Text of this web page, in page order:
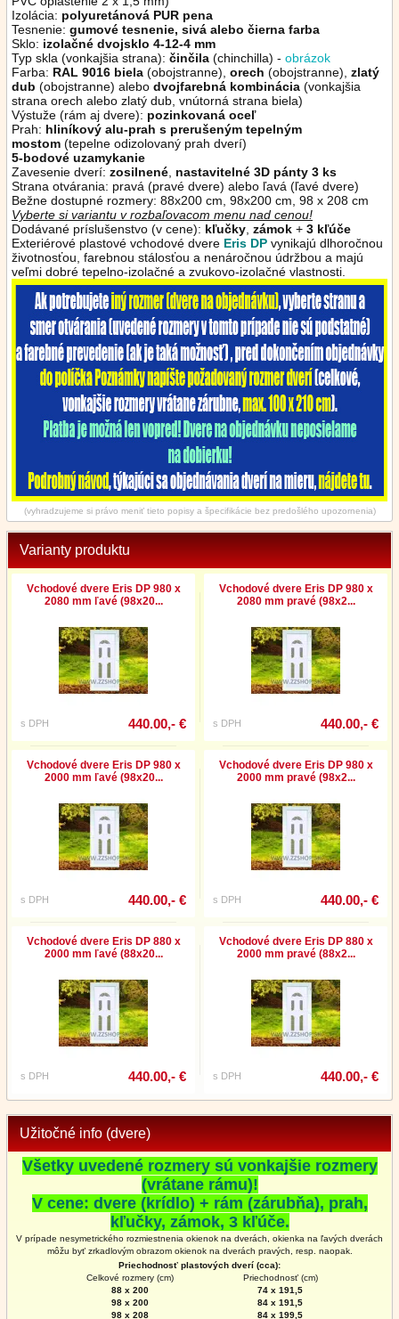
Izolácia: polyuretánová PUR pena
Tesnenie: gumové tesnenie, sivá alebo čierna farba
Sklo: izolačné dvojsklo 4-12-4 mm
Typ skla (vonkajšia strana): činčila (chinchilla) - obrázok
Farba: RAL 9016 biela (obojstranne), orech (obojstranne), zlatý
dub (obojstranne) alebo dvojfarebná kombinácia (vonkajšia
strana orech alebo zlatý dub, vnútorná strana biela)
Výstuže (rám aj dvere): pozinkovaná oceľ
Prah: hliníkový alu-prah s prerušeným tepelným
mostom (tepelne odizolovaný prah dverí)
5-bodové uzamykanie
Zavesenie dverí: zosilnené nastavitelné 3D pánty 3 ks
Strana otvárania: pravá (pravé dvere) alebo ľavá (ľavé dvere)
Bežne dostupné rozmery: 88x200 cm, 98x200 cm, 98 x 208 cm
Vyberte si variantu v rozbaľovacom menu nad cenou!
Dodávané príslušenstvo (v cene): kľučky zámok + 3 kľúče
Exteriérové plastové vchodové dvere Eris DP vynikajú dlhoročnou
životnosťou, farebnou stálosťou a nenáročnou údržbou a majú
veľmi dobré tepelno-izolačné a zvukovo-izolačné vlastnosti.
(vyhradzujeme si právo meniť tieto popisy a špecifikácie bez predošlého upozornenia)
Varianty produktu
Vchodové dvere Eris DP 980 x
2080 mm ľavé (98x20...
s DPH 440.00,- €
Vchodové dvere Eris DP 980 x
2080 mm pravé (98x2...
s DPH 440.00,- €
Vchodové dvere Eris DP 980 x
2000 mm ľavé (98x20...
s DPH 440.00,- €
Vchodové dvere Eris DP 980 x
2000 mm pravé (98x2...
s DPH 440.00,- €
Vchodové dvere Eris DP 880 x
2000 mm ľavé (88x20...
s DPH 440.00,- €
Vchodové dvere Eris DP 880 x
2000 mm pravé (88x2...
s DPH 440.00,- €
Užitočné info (dvere)
Všetky uvedené rozmery sú vonkajšie rozmery
(vrátane rámu)!
V cene: dvere (krídlo) + rám (zárubňa), prah,
kľučky, zámok, 3 kľúče.
V prípade nesymetrického rozmiestnenia okienok na dverách, okienka na ľavých dverách
môžu byť zrkadlovým obrazom okienok na dverách pravých, resp. naopak.
Priechodnosť plastových dverí (cca):
Celkové rozmery (cm)
Priechodnosť (cm)
88 x 200
74 x 191,5
98 x 200
84 x 191,5
98 x 208
84 x 199,5